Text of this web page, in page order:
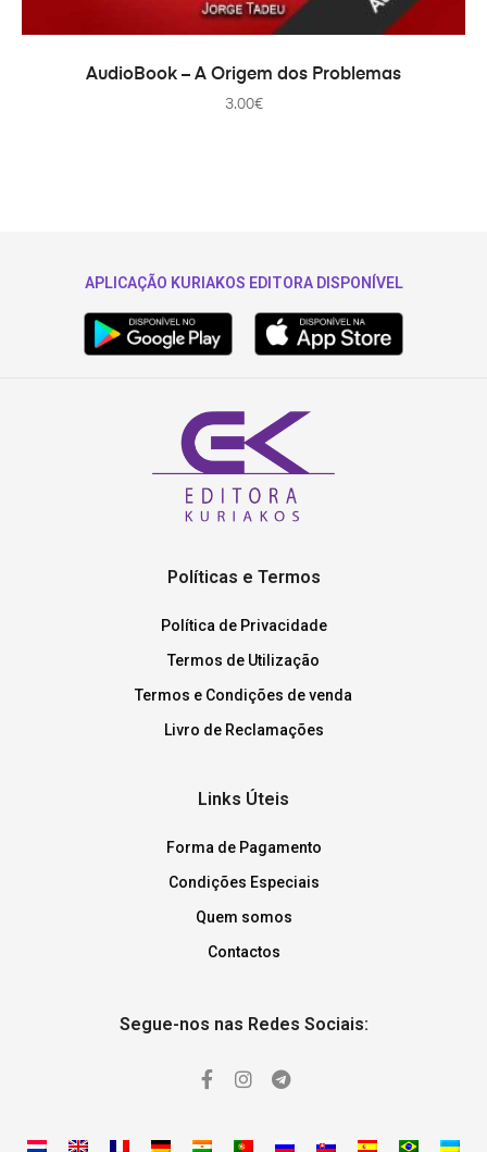
AJOUTER AU PANIER
AudioBook – A Origem dos Problemas
3.00€
APLICAÇÃO KURIAKOS EDITORA DISPONÍVEL
Políticas e Termos
Política de Privacidade
Termos de Utilização
Termos e Condições de venda
Livro de Reclamações
Links Úteis
Forma de Pagamento
Condições Especiais
Quem somos
Contactos
Segue-nos nas Redes Sociais: